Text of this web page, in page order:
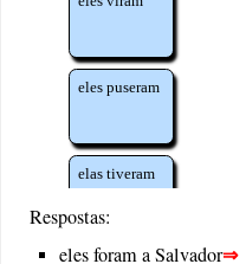
Respostas:
eles foram a Salvador⇒